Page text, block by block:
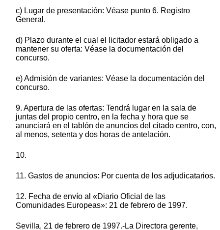
c) Lugar de presentación: Véase punto 6. Registro
General.
d) Plazo durante el cual el licitador estará obligado a
mantener su oferta: Véase la documentación del
concurso.
e) Admisión de variantes: Véase la documentación del
concurso.
9. Apertura de las ofertas: Tendrá lugar en la sala de
juntas del propio centro, en la fecha y hora que se
anunciará en el tablón de anuncios del citado centro, con,
al menos, setenta y dos horas de antelación.
10.
11. Gastos de anuncios: Por cuenta de los adjudicatarios.
12. Fecha de envío al «Diario Oficial de las
Comunidades Europeas»: 21 de febrero de 1997.
Sevilla, 21 de febrero de 1997.-La Directora gerente,